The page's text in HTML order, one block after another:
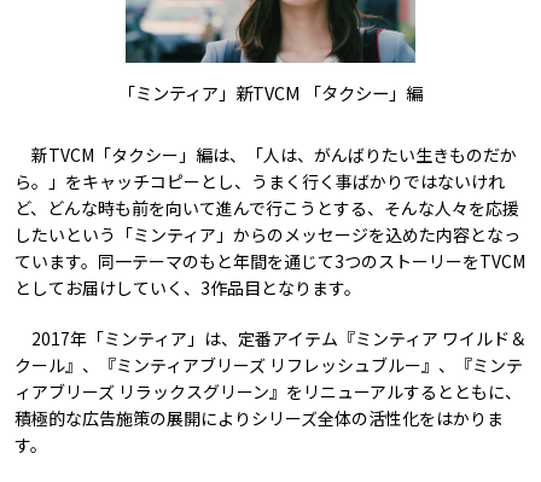
「ミンティア」新TVCM 「タクシー」編
新TVCM「タクシー」編は、「人は、がんばりたい生きものだか
ら。」をキャッチコピーとし、うまく行く事ばかりではないけれ
ど、どんな時も前を向いて進んで行こうとする、そんな人々を応援
したいという「ミンティア」からのメッセージを込めた内容となっ
ています。同一テーマのもと年間を通じて3つのストーリーをTVCM
としてお届けしていく、3作品目となります。
2017年「ミンティア」は、定番アイテム『ミンティア ワイルド＆
クール』、『ミンティアブリーズ リフレッシュブルー』、『ミンテ
ィアブリーズ リラックスグリーン』をリニューアルするとともに、
積極的な広告施策の展開によりシリーズ全体の活性化をはかりま
す。